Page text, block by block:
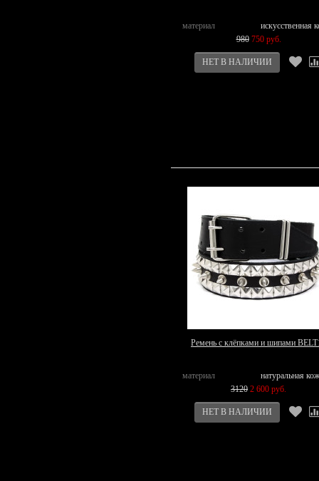
материал
искусственная
980 750 руб.
Ремень с клёпками и шипами
материал
натуральная
3120 2 600 руб.